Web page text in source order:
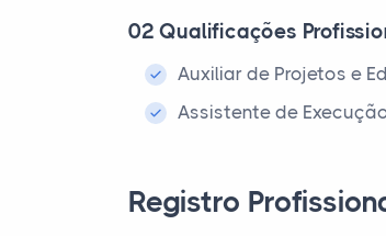
02 Qualificações
Auxiliar de Projetos e
Assistente de
Registro